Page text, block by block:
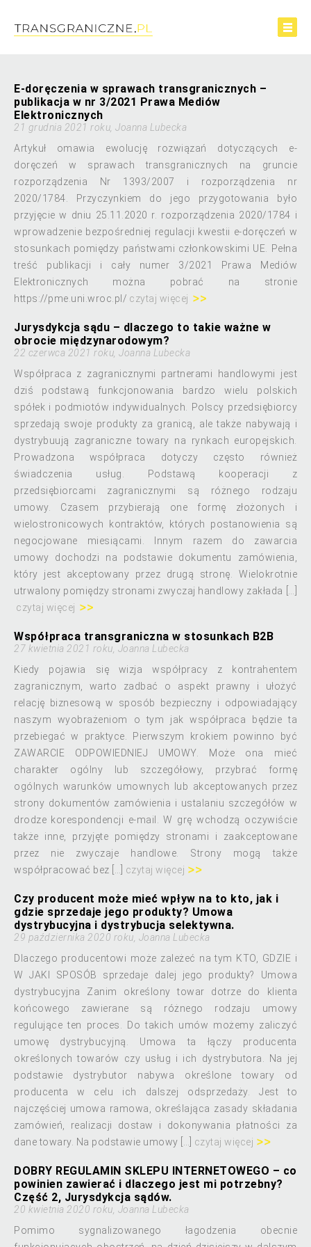
E-doręczenia w sprawach transgranicznych –
publikacja w nr 3/2021 Prawa Mediów
Elektronicznych
21 grudnia 2021 roku, Joanna Lubecka
Artykuł omawia ewolucję rozwiązań dotyczących e-
doręczeń w sprawach transgranicznych na gruncie
rozporządzenia Nr 1393/2007 i rozporządzenia nr
2020/1784. Przyczynkiem do jego przygotowania było
przyjęcie w dniu 25.11.2020 r. rozporządzenia 2020/1784 i
wprowadzenie bezpośredniej regulacji kwestii e-doręczeń w
stosunkach pomiędzy państwami członkowskimi UE. Pełna
treść publikacji i cały numer 3/2021 Prawa Mediów
Elektronicznych można pobrać na stronie
https://pme.uni.wroc.pl/ czytaj więcej
Jurysdykcja sądu – dlaczego to takie ważne w
obrocie międzynarodowym?
22 czerwca 2021 roku, Joanna Lubecka
Współpraca z zagranicznymi partnerami handlowymi jest
dziś podstawą funkcjonowania bardzo wielu polskich
spółek i podmiotów indywidualnych. Polscy przedsiębiorcy
sprzedają swoje produkty za granicą, ale także nabywają i
dystrybuują zagraniczne towary na rynkach europejskich.
Prowadzona współpraca dotyczy często również
świadczenia usług. Podstawą kooperacji z
przedsiębiorcami zagranicznymi są różnego rodzaju
umowy. Czasem przybierają one formę złożonych i
wielostronicowych kontraktów, których postanowienia są
negocjowane miesiącami. Innym razem do zawarcia
umowy dochodzi na podstawie dokumentu zamówienia,
który jest akceptowany przez drugą stronę. Wielokrotnie
utrwalony pomiędzy stronami zwyczaj handlowy zakłada […]
czytaj więcej
Współpraca transgraniczna w stosunkach B2B
27 kwietnia 2021 roku, Joanna Lubecka
Kiedy pojawia się wizja współpracy z kontrahentem
zagranicznym, warto zadbać o aspekt prawny i ułożyć
relację biznesową w sposób bezpieczny i odpowiadający
naszym wyobrażeniom o tym jak współpraca będzie ta
przebiegać w praktyce. Pierwszym krokiem powinno być
ZAWARCIE ODPOWIEDNIEJ UMOWY. Może ona mieć
charakter ogólny lub szczegółowy, przybrać formę
ogólnych warunków umownych lub akceptowanych przez
strony dokumentów zamówienia i ustalaniu szczegółów w
drodze korespondencji e-mail. W grę wchodzą oczywiście
także inne, przyjęte pomiędzy stronami i zaakceptowane
przez nie zwyczaje handlowe. Strony mogą także
współpracować bez […]
czytaj więcej
Czy producent może mieć wpływ na to kto, jak i
gdzie sprzedaje jego produkty? Umowa
dystrybucyjna i dystrybucja selektywna.
29 października 2020 roku, Joanna Lubecka
Dlaczego producentowi może zależeć na tym KTO, GDZIE i
W JAKI SPOSÓB sprzedaje dalej jego produkty? Umowa
dystrybucyjna Zanim określony towar dotrze do klienta
końcowego zawierane są różnego rodzaju umowy
regulujące ten proces. Do takich umów możemy zaliczyć
umowę dystrybucyjną. Umowa ta łączy producenta
określonych towarów czy usług i ich dystrybutora. Na jej
podstawie dystrybutor nabywa określone towary od
producenta w celu ich dalszej odsprzedaży. Jest to
najczęściej umowa ramowa, określająca zasady składania
zamówień, realizacji dostaw i dokonywania płatności za
dane towary. Na podstawie umowy […]
czytaj więcej
DOBRY REGULAMIN SKLEPU INTERNETOWEGO – co
powinien zawierać i dlaczego jest mi potrzebny?
Część 2, Jurysdykcja sądów.
20 kwietnia 2020 roku, Joanna Lubecka
Pomimo sygnalizowanego łagodzenia obecnie